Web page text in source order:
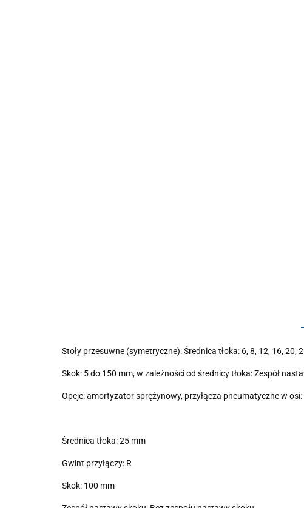
Stoły przesuwne (symetryczne): Średnica tłoka: 6, 8, 12, 16, 20,
Skok: 5 do 150 mm, w zależności od średnicy tłoka: Zespół
Opcje: amortyzator sprężynowy, przyłącza pneumatyczne w
Średnica tłoka: 25 mm
Gwint przyłączy: R
Skok: 100 mm